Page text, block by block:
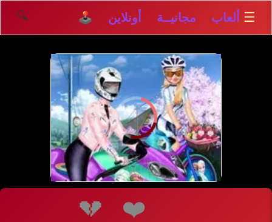
☰ ألعاب مجانيــة أونلاين 🕹️ 🔍
❤️
💔